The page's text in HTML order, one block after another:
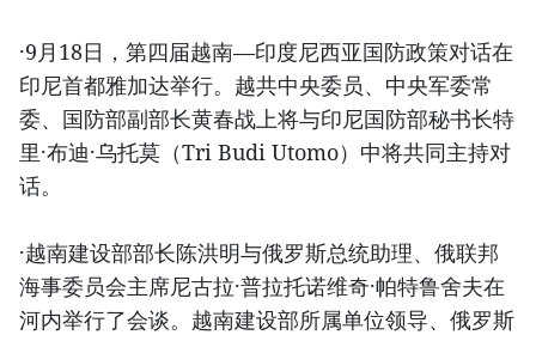
·9月18日，第四届越南—印度尼西亚国防政策对话在
印尼首都雅加达举行。越共中央委员、中央军委常
委、国防部副部长黄春战上将与印尼国防部秘书长特
里·布迪·乌托莫（Tri Budi Utomo）中将共同主持对
话。
·越南建设部部长陈洪明与俄罗斯总统助理、俄联邦
海事委员会主席尼古拉·普拉托诺维奇·帕特鲁舍夫在
河内举行了会谈。越南建设部所属单位领导、俄罗斯